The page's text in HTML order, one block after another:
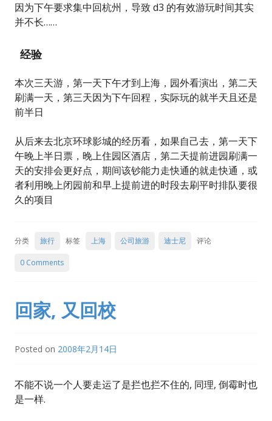
因为下午要求集中回杭州，导致 d3 的有效游玩时间其实
并不长……
经验
本次三天游，第一天下午才到上海，园外看演出，第二天
刷满一天，第三天因为下午回程，实际玩的就半天且还是
前半日
从后来去北京环球影城的经历看，如果自己去，第一天下
午晚上半日票，晚上住园区酒店，第二天提前进园刷满一
天的安排会更好点，期间该钞能力走快通的就走快通，或
者利用晚上闭园前和早上提前进的时段去刷平时排队要很
久的项目
分类 旅行 标签 上海 公司旅游 迪士尼 评论
0 Comments
回家, 又回校
Posted on 2008年2月14日
不能不说一个人要走运了是拦也拦不住的, 同理, 倒霉时也
是一样.